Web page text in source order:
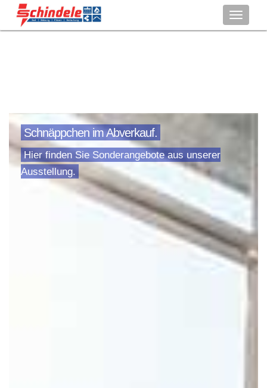
Toggle
Schnäppchen im Abverkauf.
Hier finden Sie Sonderangebote aus unserer
Ausstellung.